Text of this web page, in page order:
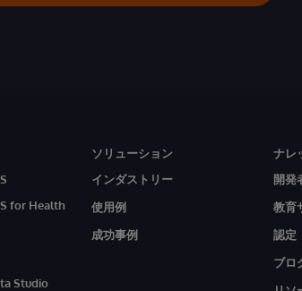
for Health
Studio
ソリューション
インダストリー
使用例
成功事例
ナレ
開発
教育
認定
ブロ